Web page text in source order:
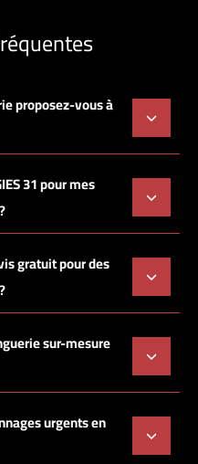
proposez-vous à
31 pour mes
gratuit pour des
sur-mesure
urgents en